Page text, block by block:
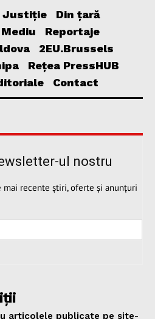
Justiție
Din țară
Mediu
Reportaje
2EU.Brussels
Rețea PressHUB
Contact
ul nostru
mai recente știri, oferte și anunțuri
articolele publicate pe site-